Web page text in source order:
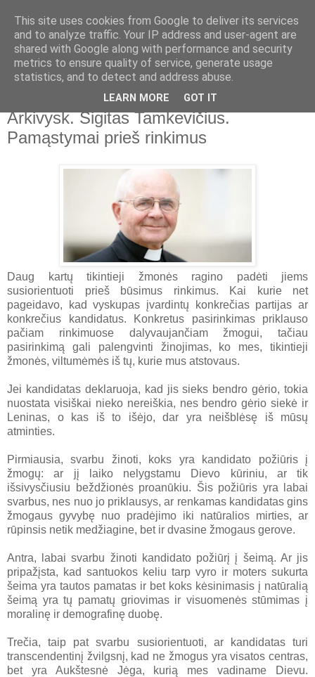
Arkivysk. Sigitas Tamkevičius.
Pamąstymai prieš rinkimus
Daug kartų tikintieji žmonės ragino padėti jiems
susiorientuoti prieš būsimus rinkimus. Kai kurie net
pageidavo, kad vyskupas įvardintų konkrečias partijas ar
konkrečius kandidatus. Konkretus pasirinkimas priklauso
pačiam rinkimuose dalyvaujančiam žmogui, tačiau
pasirinkimą gali palengvinti žinojimas, ko mes, tikintieji
žmonės, viltumėmės iš tų, kurie mus atstovaus.
Jei kandidatas deklaruoja, kad jis sieks bendro gėrio, tokia
nuostata visiškai nieko nereiškia, nes bendro gėrio siekė ir
Leninas, o kas iš to išėjo, dar yra neišblėsę iš mūsų
atminties.
Pirmiausia, svarbu žinoti, koks yra kandidato požiūris į
žmogų: ar jį laiko nelygstamu Dievo kūriniu, ar tik
išsivysčiusiu beždžionės proanūkiu. Šis požiūris yra labai
svarbus, nes nuo jo priklausys, ar renkamas kandidatas gins
žmogaus gyvybę nuo pradėjimo iki natūralios mirties, ar
rūpinsis netik medžiagine, bet ir dvasine žmogaus gerove.
Antra, labai svarbu žinoti kandidato požiūrį į šeimą. Ar jis
pripažįsta, kad santuokos keliu tarp vyro ir moters sukurta
šeima yra tautos pamatas ir bet koks kėsinimasis į natūralią
šeimą yra tų pamatų griovimas ir visuomenės stūmimas į
moralinę ir demografinę duobę.
Trečia, taip pat svarbu susiorientuoti, ar kandidatas turi
transcendentinį žvilgsnį, kad ne žmogus yra visatos centras,
bet yra Aukštesnė Jėga, kurią mes vadiname Dievu.
This site uses cookies from Google to deliver its services
and to analyze traffic. Your IP address and user-agent are
shared with Google along with performance and security
metrics to ensure quality of service, generate usage
statistics, and to detect and address abuse.
LEARN MORE GOT IT